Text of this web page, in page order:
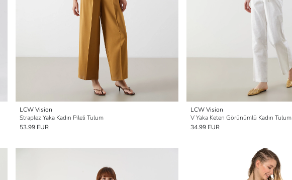
LCW Vision
Straplez Yaka Kadın Pileli Tulum
53.99 EUR
LCW Vision
V Yaka Keten Görünümlü Kadın Tulum
34.99 EUR